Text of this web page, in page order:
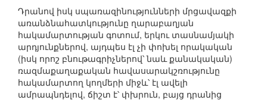
Դրանով իսկ սպառազինությունների մրցավազքի
առանձնահատկությունը ղարաբաղյան
հակամարտության գոտում, երկու տասնամյակի
արդյունքներով, այդպես էլ չի փոխել որակական
(իսկ որոշ բնութագրիչներով՝ նաև քանակական)
ռազմաքաղաքական հավասարակշռությունը
հակամարտող կողմերի միջև՝ էլ ավելի
ամրապնդելով, ճիշտ է՝ փխրուն, բայց դրանից